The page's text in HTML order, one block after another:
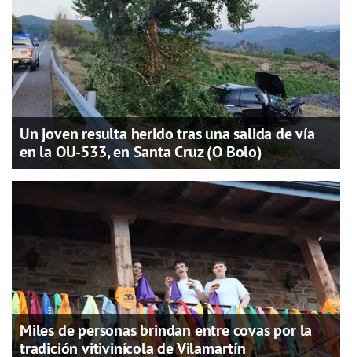
Un joven resulta herido tras una salida de vía
en la OU-533, en Santa Cruz (O Bolo)
Miles de personas brindan entre covas por la
tradición vitivinícola de Vilamartín